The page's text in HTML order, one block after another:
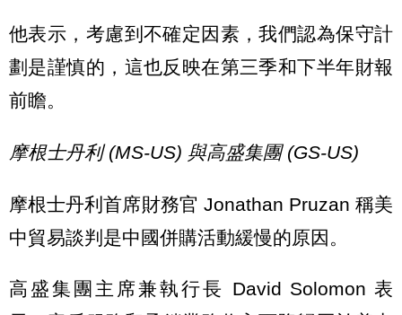
他表示，考慮到不確定因素，我們認為保守計
劃是謹慎的，這也反映在第三季和下半年財報
前瞻。
摩根士丹利 (MS-US) 與高盛集團 (GS-US)
摩根士丹利首席財務官 Jonathan Pruzan 稱美
中貿易談判是中國併購活動緩慢的原因。
高盛集團主席兼執行長 David Solomon 表